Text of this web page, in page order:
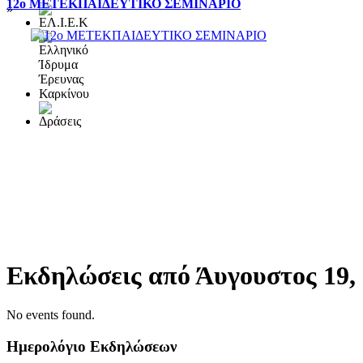
»
12ο ΜΕΤΕΚΠΑΙΔΕΥΤΙΚΟ ΣΕΜΙΝΑΡΙΟ
Εκδηλώσεις από Άυγουστος 19,
No events found.
Ημερολόγιο Εκδηλώσεων